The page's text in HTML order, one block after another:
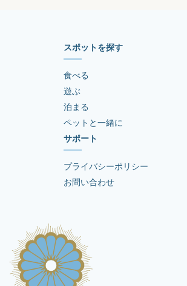
スポットを探す
食べる
遊ぶ
泊まる
ペットと一緒に
サポート
プライバシーポリシー
お問い合わせ